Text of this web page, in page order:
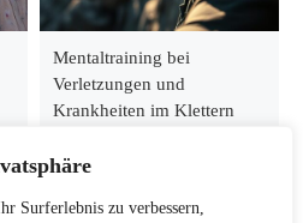
Surferlebnis zu verbessern,
Mentaltraining bei
Verletzungen und
Krankheiten im Klettern